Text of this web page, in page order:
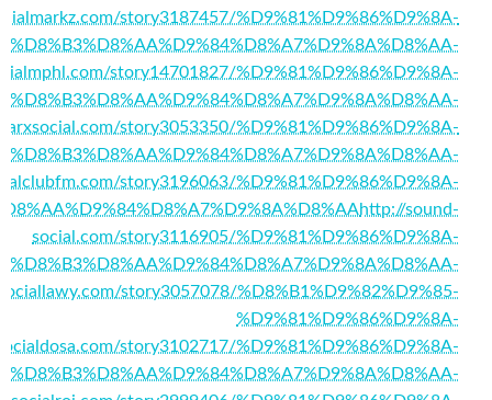
story3187457/%D9%81%D9%86%D9%8A-
%D8%B3%D8%AA%D9%84%D8%A7%D9%8A%D8%AA-
story14701827/%D9%81%D9%86%D9%8A-
%D8%B3%D8%AA%D9%84%D8%A7%D9%8A%D8%AA-
story3053350/%D9%81%D9%86%D9%8A-
%D8%B3%D8%AA%D9%84%D8%A7%D9%8A%D8%AA-
story3196063/%D9%81%D9%86%D9%8A-
http://sound-
social.com/story3116905/%D9%81%D9%86%D9%8A-
%D8%B3%D8%AA%D9%84%D8%A7%D9%8A%D8%AA-
story3057078/%D8%B1%D9%82%D9%85-
%D9%81%D9%86%D9%8A-
story3102717/%D9%81%D9%86%D9%8A-
%D8%B3%D8%AA%D9%84%D8%A7%D9%8A%D8%AA-